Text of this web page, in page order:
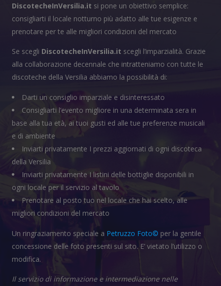
DiscotecheInVersilia.it si pone un obiettivo semplice:
consigliarti il locale notturno più adatto alle tue esigenze e
prenotare per te alle migliori condizioni del mercato
Se scegli DiscotecheInVersilia.it scegli l’imparzialità. Grazie
alla collaborazione decennale che intratteniamo con tutte le
discoteche della Versilia abbiamo la possibilità di:
Darti un consiglio imparziale e disinteressato
Consigliarti l’evento migliore in una determinata sera in
base alla tua età, ai tuoi gusti ed alle tue preferenze musicali
e di ambiente
Inviarti privatamente I prezzi aggiornati di ogni discoteca
della Versilia
Inviarti privatamente I listini delle bottiglie disponibili in
ogni locale per il servizio al tavolo
Prenotare al posto tuo nel locale che hai scelto, alle
migliori condizioni del mercato
Un ringraziamento speciale a Petruzzo Foto© per la gentile
concessione delle foto presenti sul sito. E’ vietato l’utilizzo o
modifica.
Il servizio di informazione e intermediazione nelle